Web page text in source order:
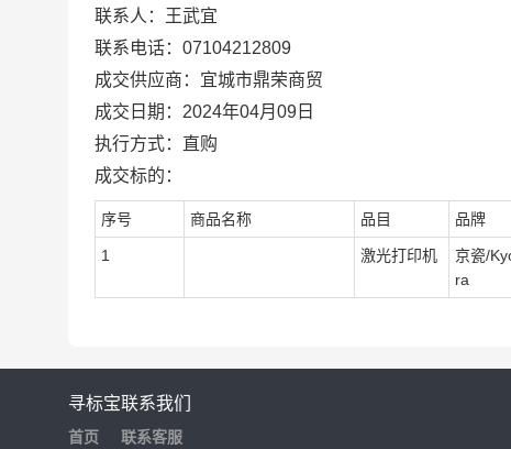
联系人：王武宜
联系电话：07104212809
成交供应商：宜城市鼎荣商贸
成交日期：2024年04月09日
执行方式：直购
成交标的：
序号 商品名称 品目 品牌
1 激光打印机
京瓷/
ra
寻标宝
首页
联系我们
联系客服